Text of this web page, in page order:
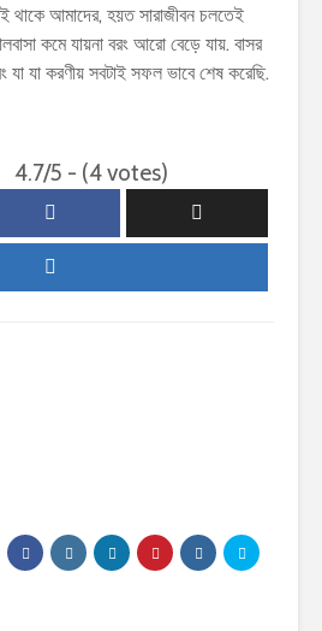
থাকে আমাদের, হয়ত সারাজীবন চলতেই
কমে যায়না বরং আরো বেড়ে যায়. বাসর
যা যা করণীয় সবটাই সফল ভাবে শেষ করেছি.
4.7/5 - (4 votes)